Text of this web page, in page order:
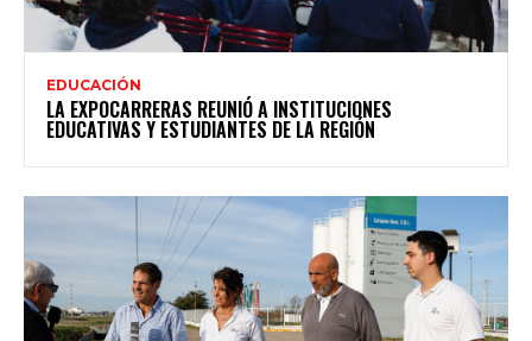
EDUCACIÓN
LA EXPOCARRERAS REUNIÓ A INSTITUCIONES
EDUCATIVAS Y ESTUDIANTES DE LA REGIÓN